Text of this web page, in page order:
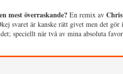
mest överraskande? En remix av
svaret är kanske rätt givet men det
speciellt när två av mina absoluta